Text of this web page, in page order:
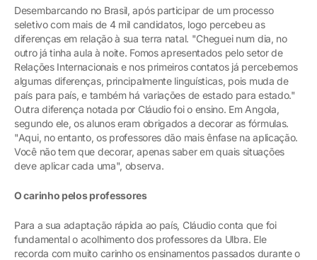
Desembarcando no Brasil, após participar de um processo
seletivo com mais de 4 mil candidatos, logo percebeu as
diferenças em relação à sua terra natal. "Cheguei num dia, no
outro já tinha aula à noite. Fomos apresentados pelo setor de
Relações Internacionais e nos primeiros contatos já percebemos
algumas diferenças, principalmente linguísticas, pois muda de
país para país, e também há variações de estado para estado."
Outra diferença notada por Cláudio foi o ensino. Em Angola,
segundo ele, os alunos eram obrigados a decorar as fórmulas.
"Aqui, no entanto, os professores dão mais ênfase na aplicação.
Você não tem que decorar, apenas saber em quais situações
deve aplicar cada uma", observa.
O carinho pelos professores
Para a sua adaptação rápida ao país, Cláudio conta que foi
fundamental o acolhimento dos professores da Ulbra. Ele
recorda com muito carinho os ensinamentos passados durante o